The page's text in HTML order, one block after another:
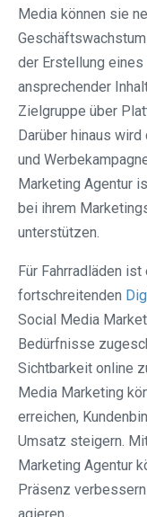
Media können sie
der Erstellung
ansprechender
Zielgruppe über
Darüber hinaus
und
Marketing Agentur
bei ihrem
unterstützen.
Für Fahrradläden
fortschreitenden
Social Media
Bedürfnisse
Sichtbarkeit online
Media Marketing
erreichen,
Umsatz steigern.
Marketing Agentur
Präsenz